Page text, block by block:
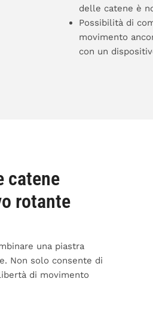
delle catene è
Possibilità di
movimento
con un
catene
rotante
una piastra
Non solo consente di
di movimento